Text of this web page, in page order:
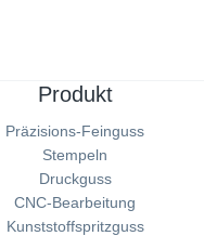
Produkt
Präzisions-Feinguss
Stempeln
Druckguss
CNC-Bearbeitung
Kunststoffspritzguss